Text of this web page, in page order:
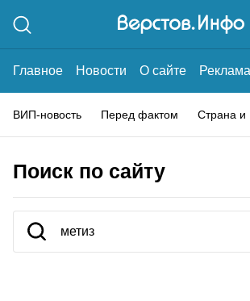
Главное Новости О сайте Реклама
ВИП-новость Перед фактом Страна и
Поиск по сайту